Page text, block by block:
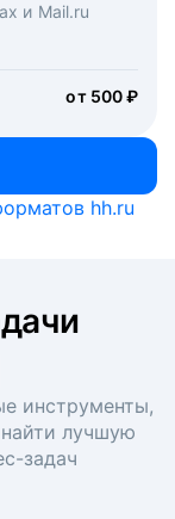
и Mail.ru
от 500 ₽
hh.ru
инструменты,
лучшую
задач